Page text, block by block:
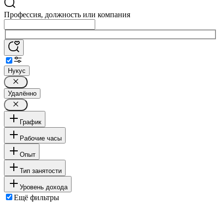
Профессия, должность или компания
Нукус
Удалённо
График
Рабочие часы
Опыт
Тип занятости
Уровень дохода
Ещё фильтры